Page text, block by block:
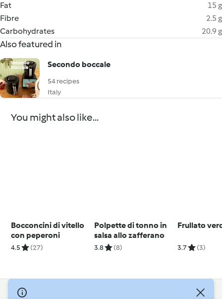
Fat
15 g
Fibre
2.5 g
Carbohydrates
20.9 g
Also featured in
Secondo boccale
54 recipes
Italy
You might also like...
Bocconcini di vitello
con peperoni
4.5 (27)
Polpette di tonno in
salsa allo zafferano
3.8 (8)
Frullato
3.7 (3)
© Copyright 2026